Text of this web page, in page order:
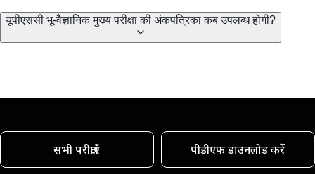
यूपीएससी भू-वैज्ञानिक मुख्य परीक्षा की अंकपत्रिका कब उपलब्ध होगी?
सभी परीक्षाएँ पीडीएफ डाउनलोड करें